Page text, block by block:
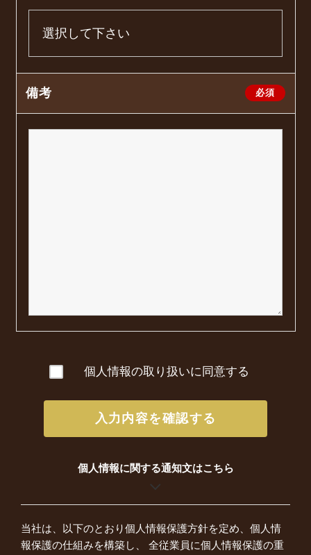
必須
備考
個人情報の取り扱いに同意する
入力内容を確認する
個人情報に関する通知文はこちら
当社は、以下のとおり個人情報保護方針を定め、個人情
報保護の仕組みを構築し、 全従業員に個人情報保護の重